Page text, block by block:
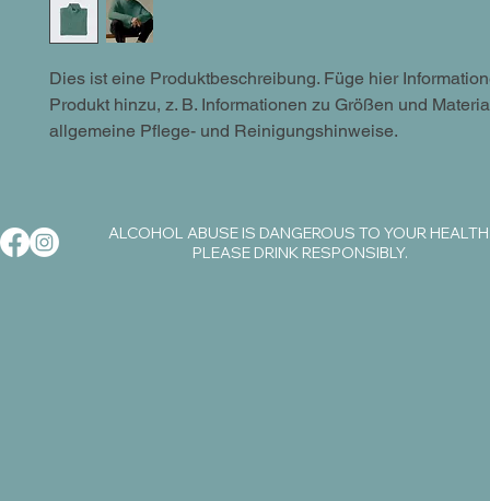
Dies ist eine Produktbeschreibung. Füge hier
Produkt hinzu, z. B. Informationen zu Größen und
allgemeine Pflege- und Reinigungshinweise.
ALCOHOL ABUSE IS DANGEROUS TO YOUR
PLEASE DRINK RESPONSIBLY.